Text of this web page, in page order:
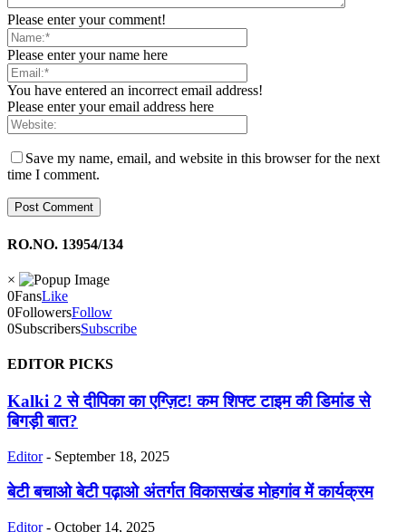
Please enter your comment!
Please enter your name here
You have entered an incorrect email address!
Please enter your email address here
Save my name, email, and website in this browser for the next
time I comment.
RO.NO. 13954/134
×
0FansLike
0FollowersFollow
0SubscribersSubscribe
EDITOR PICKS
Kalki 2 से दीपिका का एग्ज़िट! कम शिफ्ट टाइम की डिमांड से
बिगड़ी बात?
Editor - September 18, 2025
बेटी बचाओ बेटी पढ़ाओ अंतर्गत विकासखंड मोहगांव में कार्यक्रम
Editor - October 14, 2025